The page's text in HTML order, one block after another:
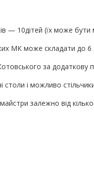
— 10дітей (їх може
МК може складати до 6
за додаткову
і можливо стільчики
залежно від